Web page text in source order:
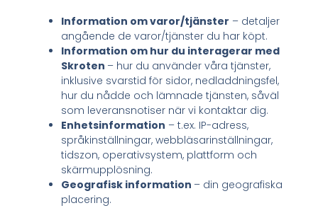
Information om varor/tjänster – detaljer
angående de varor/tjänster du har köpt.
Information om hur du interagerar med
Skroten – hur du använder våra tjänster,
inklusive svarstid för sidor, nedladdningsfel,
hur du nådde och lämnade tjänsten, såväl
som leveransnotiser när vi kontaktar dig.
Enhetsinformation – t.ex. IP-adress,
språkinställningar, webbläsarinställningar,
tidszon, operativsystem, plattform och
skärmupplösning.
Geografisk information – din geografiska
placering.